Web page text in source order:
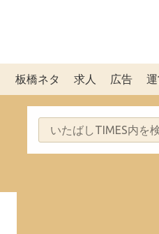
板橋ネタ 求人 広告